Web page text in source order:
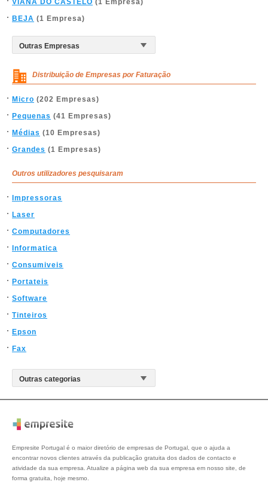
VIANA DO CASTELO (1 Empresa)
BEJA (1 Empresa)
Distribuição de Empresas por Faturação
Micro (202 Empresas)
Pequenas (41 Empresas)
Médias (10 Empresas)
Grandes (1 Empresas)
Outros utilizadores pesquisaram
Impressoras
Laser
Computadores
Informatica
Consumiveis
Portateis
Software
Tinteiros
Epson
Fax
Empresite Portugal é o maior diretório de empresas de Portugal, que o ajuda a
encontrar novos clientes através da publicação gratuita dos dados de contacto e
atividade da sua empresa. Atualize a página web da sua empresa em nosso site, de
forma gratuita, hoje mesmo.